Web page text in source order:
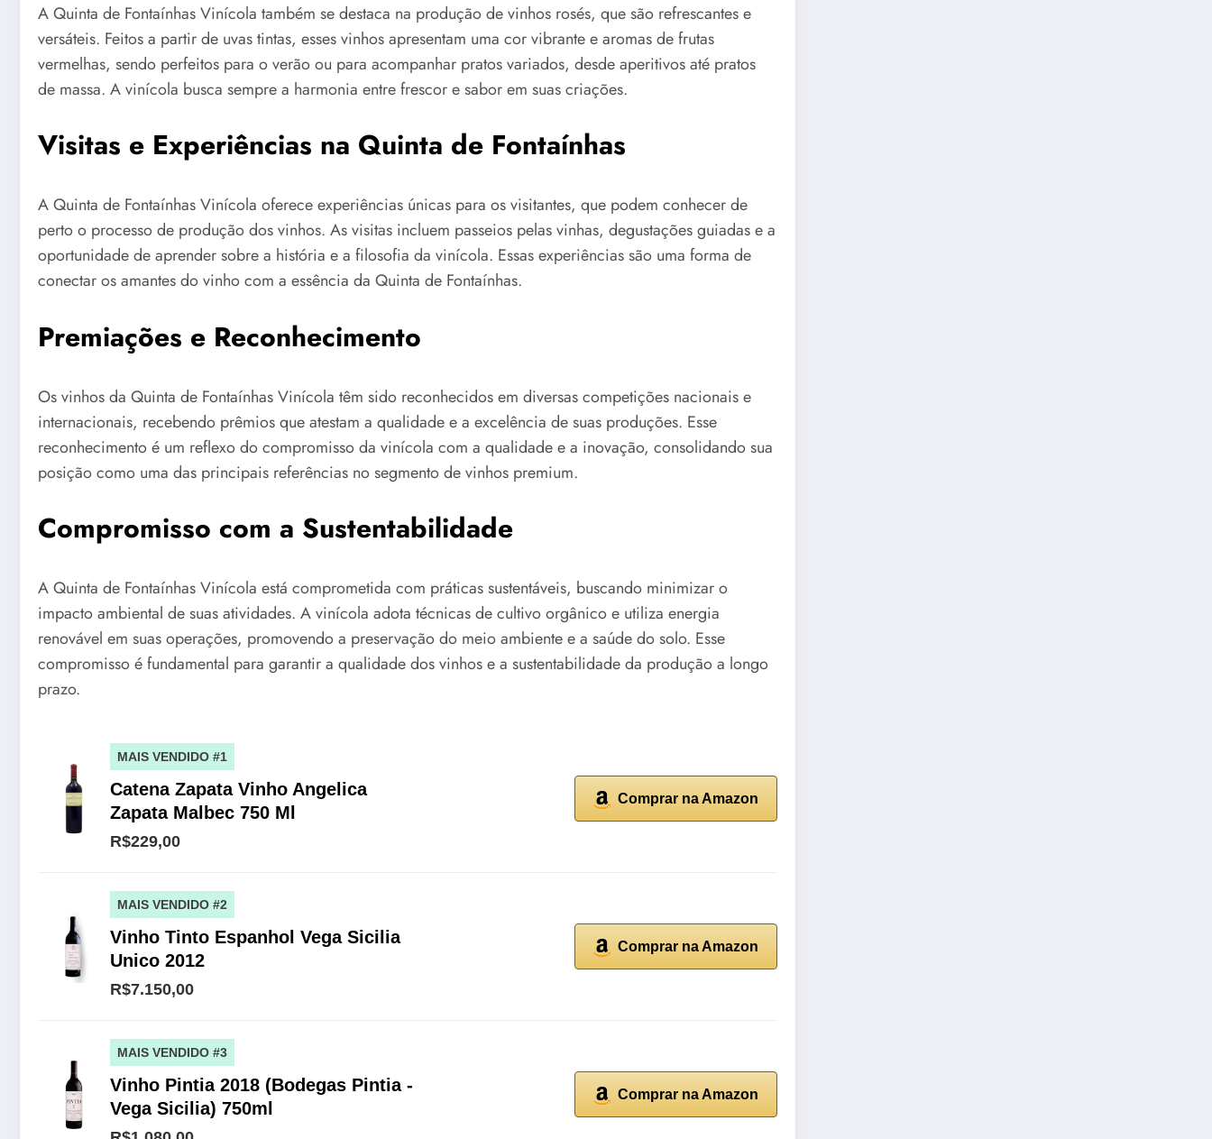
A Quinta de Fontaínhas Vinícola também se destaca na produção de vinhos rosés, que são refrescantes e
versáteis. Feitos a partir de uvas tintas, esses vinhos apresentam uma cor vibrante e aromas de frutas
vermelhas, sendo perfeitos para o verão ou para acompanhar pratos variados, desde aperitivos até pratos
de massa. A vinícola busca sempre a harmonia entre frescor e sabor em suas criações.
Visitas e Experiências na Quinta de Fontaínhas
A Quinta de Fontaínhas Vinícola oferece experiências únicas para os visitantes, que podem conhecer de
perto o processo de produção dos vinhos. As visitas incluem passeios pelas vinhas, degustações guiadas e a
oportunidade de aprender sobre a história e a filosofia da vinícola. Essas experiências são uma forma de
conectar os amantes do vinho com a essência da Quinta de Fontaínhas.
Premiações e Reconhecimento
Os vinhos da Quinta de Fontaínhas Vinícola têm sido reconhecidos em diversas competições nacionais e
internacionais, recebendo prêmios que atestam a qualidade e a excelência de suas produções. Esse
reconhecimento é um reflexo do compromisso da vinícola com a qualidade e a inovação, consolidando sua
posição como uma das principais referências no segmento de vinhos premium.
Compromisso com a Sustentabilidade
A Quinta de Fontaínhas Vinícola está comprometida com práticas sustentáveis, buscando minimizar o
impacto ambiental de suas atividades. A vinícola adota técnicas de cultivo orgânico e utiliza energia
renovável em suas operações, promovendo a preservação do meio ambiente e a saúde do solo. Esse
compromisso é fundamental para garantir a qualidade dos vinhos e a sustentabilidade da produção a longo
prazo.
MAIS VENDIDO #1
Catena Zapata Vinho Angelica
Zapata Malbec 750 Ml
R$229,00
Comprar na Amazon
MAIS VENDIDO #2
Vinho Tinto Espanhol Vega Sicilia
Unico 2012
R$7.150,00
Comprar na Amazon
MAIS VENDIDO #3
Vinho Pintia 2018 (Bodegas Pintia -
Vega Sicilia) 750ml
Comprar na Amazon